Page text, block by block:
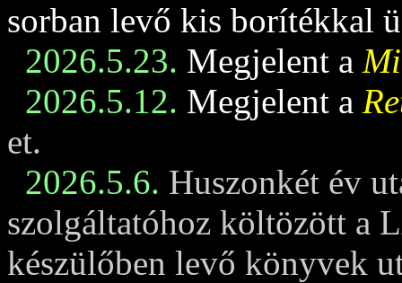
sorban levő kis borítékkal
2026.5.23. Megjelent a
2026.5.12. Megjelent a
et.
2026.5.6. Huszonkét év
szolgáltatóhoz költözött a
készülőben levő könyvek